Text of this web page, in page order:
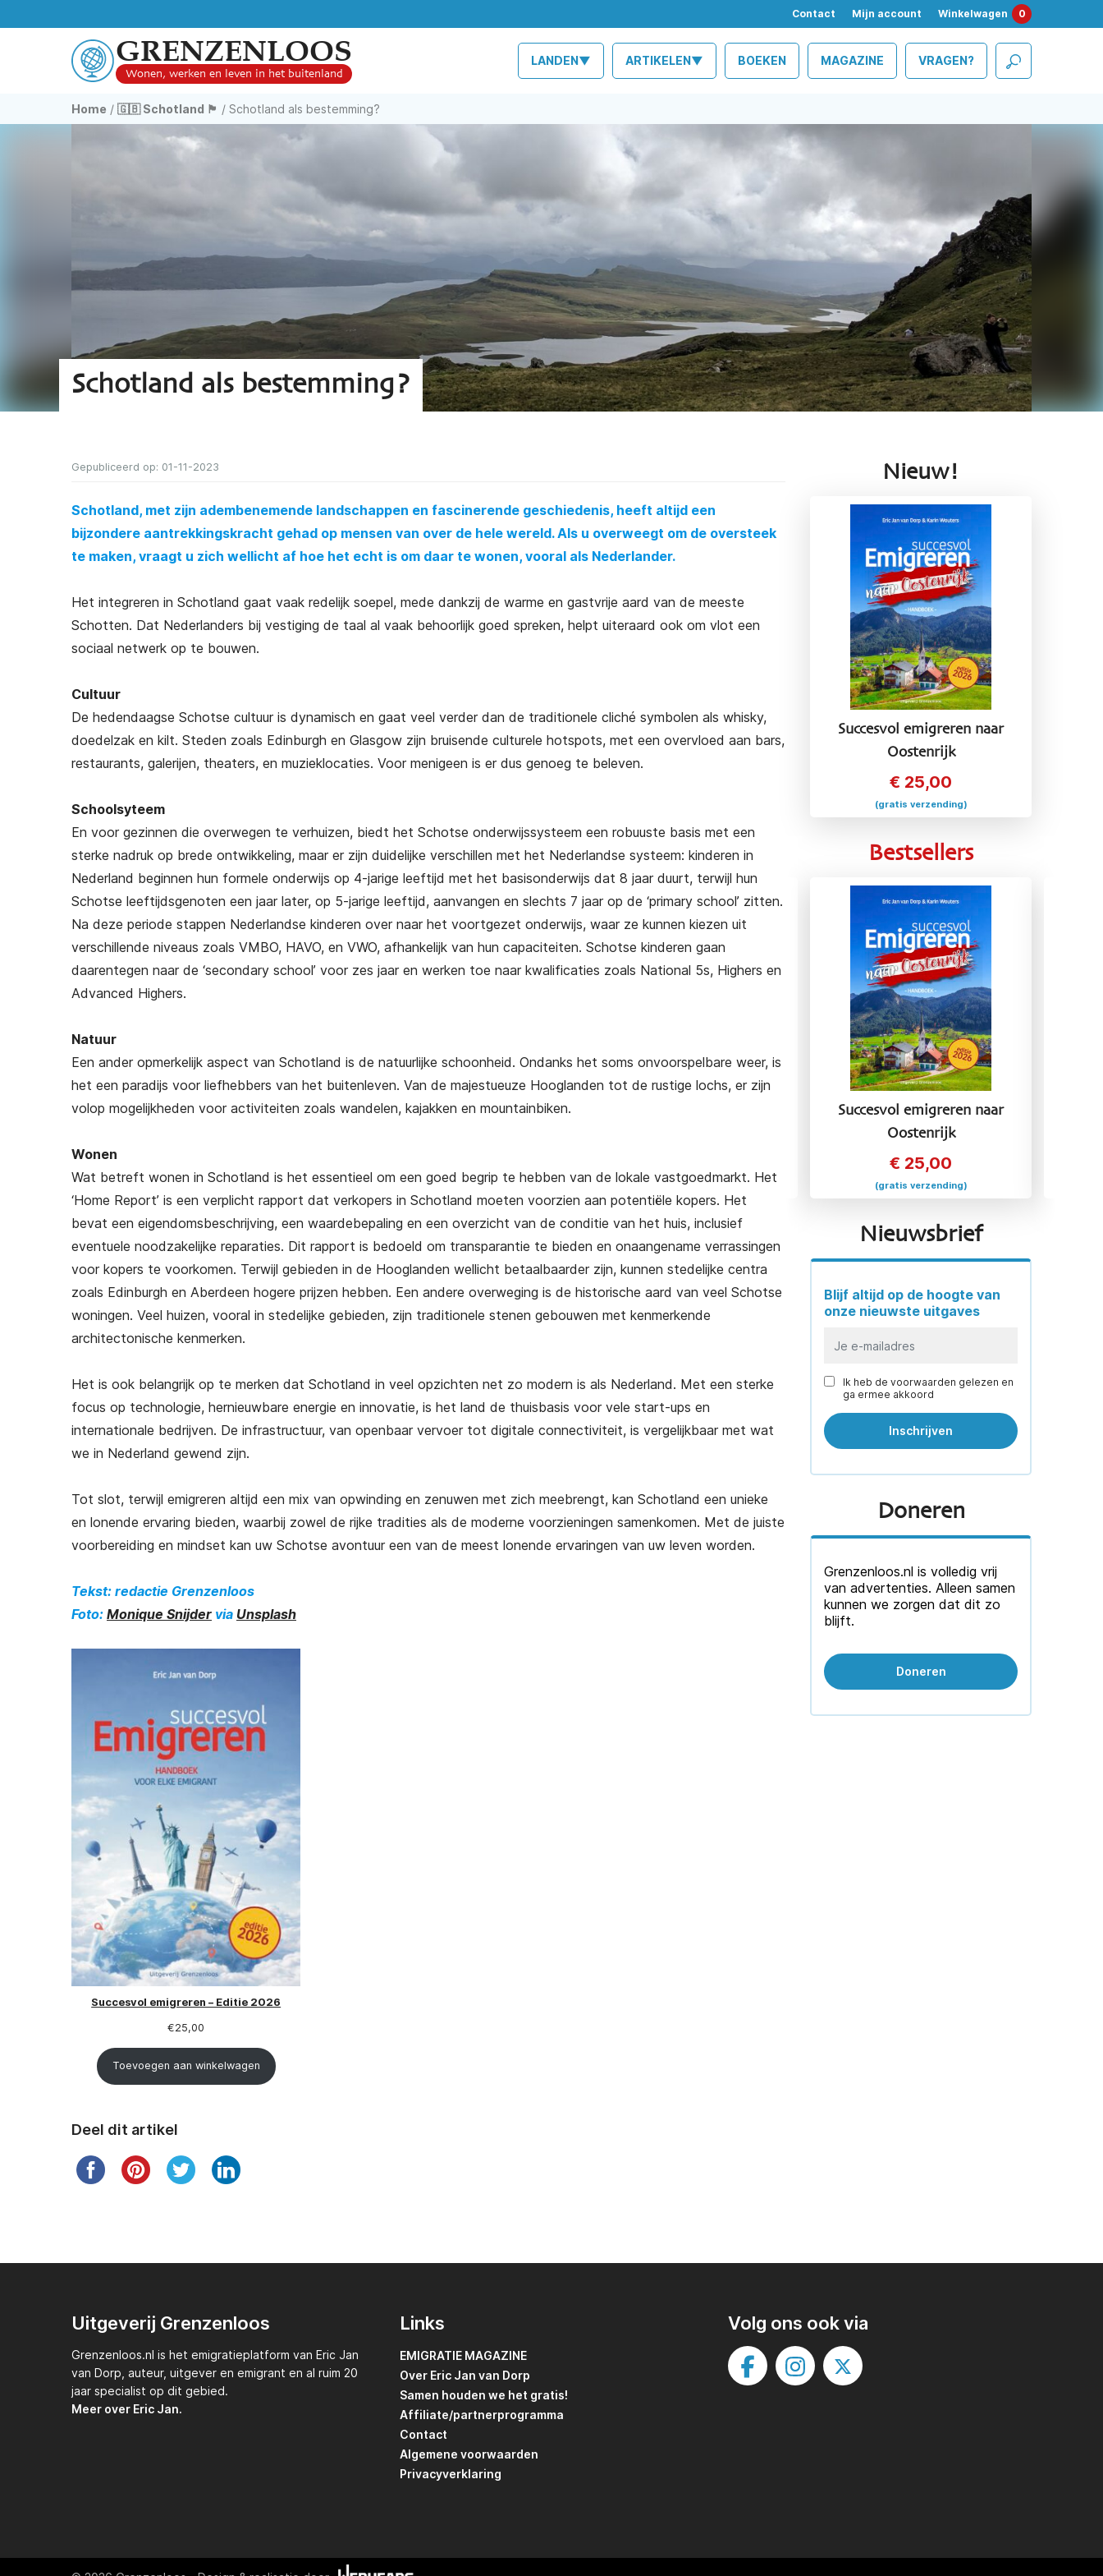
Contact Mijn account Winkelwagen 0
GRENZENLOOS
Wonen, werken en leven in het buitenland
LANDEN▼ ARTIKELEN▼ BOEKEN MAGAZINE VRAGEN?
Home / 🇬🇧 Schotland 🏴󠁧󠁢󠁳󠁣󠁴󠁿 / Schotland als bestemming?
Schotland als bestemming?
Gepubliceerd op: 01-11-2023
Schotland, met zijn adembenemende landschappen en fascinerende geschiedenis, heeft altijd een
bijzondere aantrekkingskracht gehad op mensen van over de hele wereld. Als u overweegt om de oversteek
te maken, vraagt u zich wellicht af hoe het echt is om daar te wonen, vooral als Nederlander.
Het integreren in Schotland gaat vaak redelijk soepel, mede dankzij de warme en gastvrije aard van de meeste
Schotten. Dat Nederlanders bij vestiging de taal al vaak behoorlijk goed spreken, helpt uiteraard ook om vlot een
sociaal netwerk op te bouwen.
Cultuur
De hedendaagse Schotse cultuur is dynamisch en gaat veel verder dan de traditionele cliché symbolen als whisky,
doedelzak en kilt. Steden zoals Edinburgh en Glasgow zijn bruisende culturele hotspots, met een overvloed aan bars,
restaurants, galerijen, theaters, en muzieklocaties. Voor menigeen is er dus genoeg te beleven.
Schoolsyteem
En voor gezinnen die overwegen te verhuizen, biedt het Schotse onderwijssysteem een robuuste basis met een
sterke nadruk op brede ontwikkeling, maar er zijn duidelijke verschillen met het Nederlandse systeem: kinderen in
Nederland beginnen hun formele onderwijs op 4-jarige leeftijd met het basisonderwijs dat 8 jaar duurt, terwijl hun
Schotse leeftijdsgenoten een jaar later, op 5-jarige leeftijd, aanvangen en slechts 7 jaar op de ‘primary school’ zitten.
Na deze periode stappen Nederlandse kinderen over naar het voortgezet onderwijs, waar ze kunnen kiezen uit
verschillende niveaus zoals VMBO, HAVO, en VWO, afhankelijk van hun capaciteiten. Schotse kinderen gaan
daarentegen naar de ‘secondary school’ voor zes jaar en werken toe naar kwalificaties zoals National 5s, Highers en
Advanced Highers.
Natuur
Een ander opmerkelijk aspect van Schotland is de natuurlijke schoonheid. Ondanks het soms onvoorspelbare weer, is
het een paradijs voor liefhebbers van het buitenleven. Van de majestueuze Hooglanden tot de rustige lochs, er zijn
volop mogelijkheden voor activiteiten zoals wandelen, kajakken en mountainbiken.
Wonen
Wat betreft wonen in Schotland is het essentieel om een goed begrip te hebben van de lokale vastgoedmarkt. Het
‘Home Report’ is een verplicht rapport dat verkopers in Schotland moeten voorzien aan potentiële kopers. Het
bevat een eigendomsbeschrijving, een waardebepaling en een overzicht van de conditie van het huis, inclusief
eventuele noodzakelijke reparaties. Dit rapport is bedoeld om transparantie te bieden en onaangename verrassingen
voor kopers te voorkomen. Terwijl gebieden in de Hooglanden wellicht betaalbaarder zijn, kunnen stedelijke centra
zoals Edinburgh en Aberdeen hogere prijzen hebben. Een andere overweging is de historische aard van veel Schotse
woningen. Veel huizen, vooral in stedelijke gebieden, zijn traditionele stenen gebouwen met kenmerkende
architectonische kenmerken.
Het is ook belangrijk op te merken dat Schotland in veel opzichten net zo modern is als Nederland. Met een sterke
focus op technologie, hernieuwbare energie en innovatie, is het land de thuisbasis voor vele start-ups en
internationale bedrijven. De infrastructuur, van openbaar vervoer tot digitale connectiviteit, is vergelijkbaar met wat
we in Nederland gewend zijn.
Tot slot, terwijl emigreren altijd een mix van opwinding en zenuwen met zich meebrengt, kan Schotland een unieke
en lonende ervaring bieden, waarbij zowel de rijke tradities als de moderne voorzieningen samenkomen. Met de juiste
voorbereiding en mindset kan uw Schotse avontuur een van de meest lonende ervaringen van uw leven worden.
Tekst: redactie Grenzenloos
Foto: Monique Snijder via Unsplash
Succesvol emigreren – Editie 2026
€25,00
Toevoegen aan winkelwagen
Deel dit artikel
Nieuw!
Succesvol emigreren naar
Oostenrijk
€ 25,00
(gratis verzending)
Bestsellers
Succesvol Emigreren naar
(gratis verzending)
Succesvol emigreren naar Italië
(gratis verzending)
Succesvol emigreren naar
Oostenrijk
€ 25,00
(gratis verzending)
Nieuwsbrief
Blijf altijd op de hoogte van
onze nieuwste uitgaves
Ik heb de voorwaarden gelezen en
ga ermee akkoord
Doneren
Grenzenloos.nl is volledig vrij
van advertenties. Alleen samen
kunnen we zorgen dat dit zo
blijft.
Doneren
Uitgeverij Grenzenloos
Grenzenloos.nl is het emigratieplatform van Eric Jan
van Dorp, auteur, uitgever en emigrant en al ruim 20
jaar specialist op dit gebied.
Meer over Eric Jan.
Links
EMIGRATIE MAGAZINE
Over Eric Jan van Dorp
Samen houden we het gratis!
Affiliate/partnerprogramma
Contact
Algemene voorwaarden
Privacyverklaring
Volg ons ook via